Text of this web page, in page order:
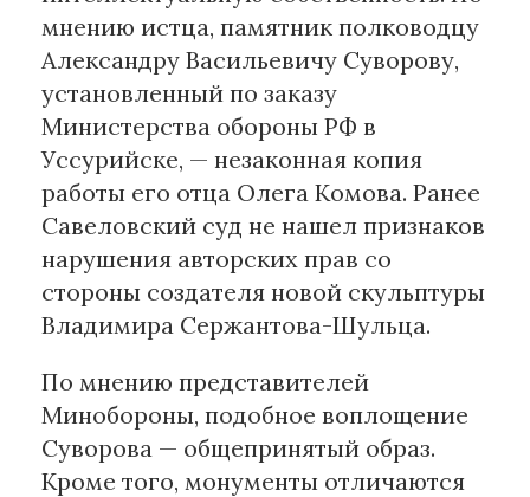
Издательское дело
Музеи
Материалы партнеров
АКИ
Artists / Художники.РФ
n'RIS
Онлайн патент
Смотрите нас в соцсетях и мессенджерах
мнению истца, памятник полководцу
Александру Васильевичу Суворову,
установленный по заказу
Министерства обороны РФ в
Уссурийске, — незаконная копия
работы его отца Олега Комова. Ранее
Савеловский суд не нашел признаков
нарушения авторских прав со
стороны создателя новой скульптуры
Владимира Сержантова-Шульца.
По мнению представителей
Минобороны, подобное воплощение
Суворова — общепринятый образ.
Кроме того, монументы отличаются